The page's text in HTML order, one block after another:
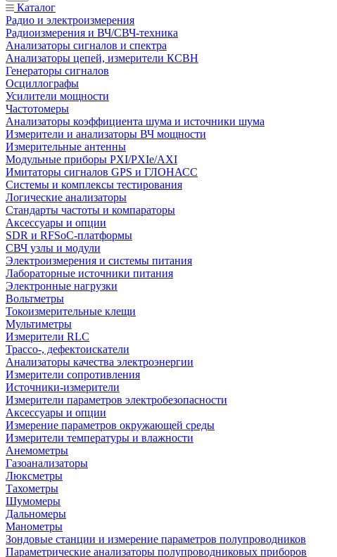
Каталог
Радио и электроизмерения
Радиоизмерения и ВЧ/СВЧ-техника
Анализаторы сигналов и спектра
Анализаторы цепей, измерители КСВН
Генераторы сигналов
Осциллографы
Усилители мощности
Частотомеры
Анализаторы коэффициента шума и источники шума
Измерители и анализаторы ВЧ мощности
Измерительные антенны
Модульные приборы PXI/PXIe/AXI
Имитаторы сигналов GPS и ГЛОНАСС
Системы и комплексы тестирования
Логические анализаторы
Стандарты частоты и компараторы
Аксессуары и опции
SDR и RFSoC‑платформы
СВЧ узлы и модули
Электроизмерения и системы питания
Лабораторные источники питания
Электронные нагрузки
Вольтметры
Токоизмерительные клещи
Мультиметры
Измерители RLC
Трассо-, дефектоискатели
Анализаторы качества электроэнергии
Измерители сопротивления
Источники-измерители
Измерители параметров электробезопасности
Аксессуары и опции
Измерение параметров окружающей среды
Измерители температуры и влажности
Анемометры
Газоанализаторы
Люксметры
Тахометры
Шумомеры
Дальномеры
Манометры
Зондовые станции и измерение параметров полупроводников
Параметрические анализаторы полупроводниковых приборов